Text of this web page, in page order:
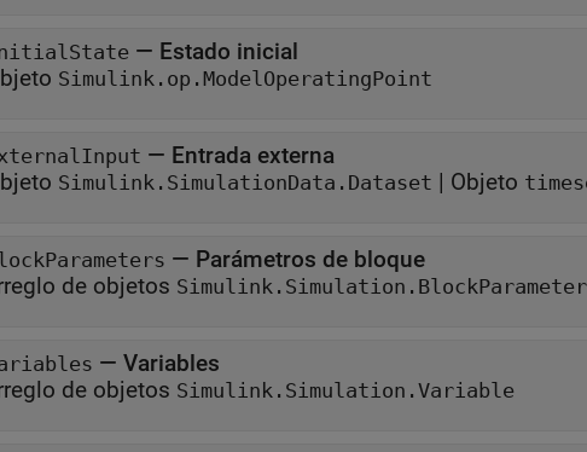
— Estado inicial
Simulink.op.ModelOperatingPoint
— Entrada externa
Simulink.SimulationData.Dataset | Objeto
— Parámetros de bloque
de objetos Simulink.Simulation.BlockParameter
— Variables
de objetos Simulink.Simulation.Variable